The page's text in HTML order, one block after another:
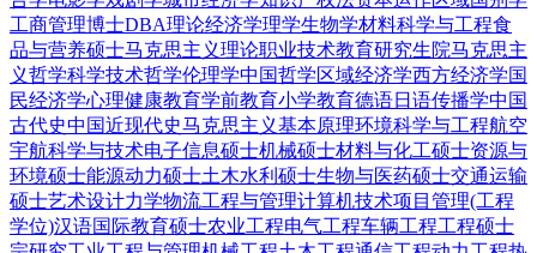
工商管理博士DBA理论经济学理学生物学材料科学与工程食
品与营养硕士马克思主义理论职业技术教育研究生院马克思主
义哲学科学技术哲学伦理学中国哲学区域经济学西方经济学国
民经济学心理健康教育学前教育小学教育德语日语传播学中国
古代史中国近现代史马克思主义基本原理环境科学与工程航空
宇航科学与技术电子信息硕士机械硕士材料与化工硕士资源与
环境硕士能源动力硕士土木水利硕士生物与医药硕士交通运输
硕士艺术设计力学物流工程与管理计算机技术项目管理(工程
学位)汉语国际教育硕士农业工程电气工程车辆工程工程硕士